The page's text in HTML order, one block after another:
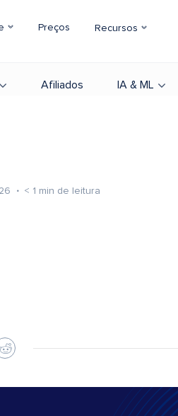
Preços Recursos
Afiliados IA & ML
< 1 min de leitura